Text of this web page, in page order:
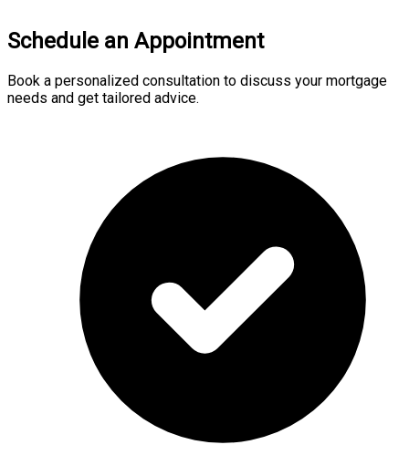
Schedule an Appointment
Book a personalized consultation to discuss your mortgage
needs and get tailored advice.